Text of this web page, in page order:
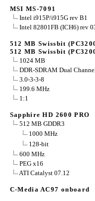
MSI MS-7091
Intel i915P/i915G rev B1
Intel 82801FB (ICH6) rev
512 MB Swissbit
512 MB Swissbit
1024 MB
DDR-SDRAM Dual
3.0-3-3-8
199.6 MHz
1:1
Sapphire HD 2600 PRO
512 MB GDDR3
1000 MHz
128-bit
600 MHz
PEG x16
ATI Catalyst 07.12
C-Media AC97 onboard